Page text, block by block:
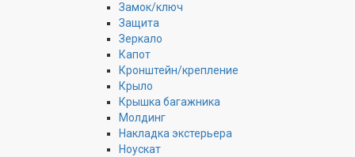
Замок/ключ
Защита
Зеркало
Капот
Кронштейн/крепление
Крыло
Крышка багажника
Молдинг
Накладка экстерьера
Ноускат